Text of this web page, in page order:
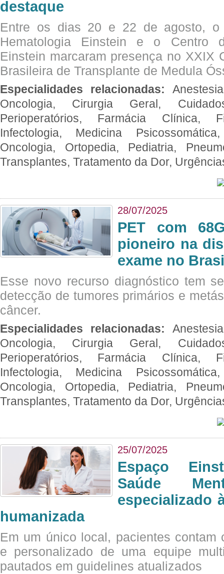
destaque
Entre os dias 20 e 22 de agosto, o
Hematologia Einstein e o Centro
Einstein marcaram presença no XXIX
Brasileira de Transplante de Medula
Especialidades relacionadas:
Oncologia, Cirurgia Geral,
Perioperatórios, Farmácia Clínica,
Infectologia, Medicina
Oncologia, Ortopedia, Pediatria,
Transplantes, Tratamento da Dor,
28/07/2025
PET com
pioneiro na
exame no
Esse novo recurso diagnóstico tem
detecção de tumores primários e
câncer.
Especialidades relacionadas:
Oncologia, Cirurgia Geral,
Perioperatórios, Farmácia Clínica,
Infectologia, Medicina
Oncologia, Ortopedia, Pediatria,
Transplantes, Tratamento da Dor,
25/07/2025
Espaço
Saúde
especializado
humanizada
Em um único local, pacientes contam
e personalizado de uma equipe
pautados em guidelines atualizados